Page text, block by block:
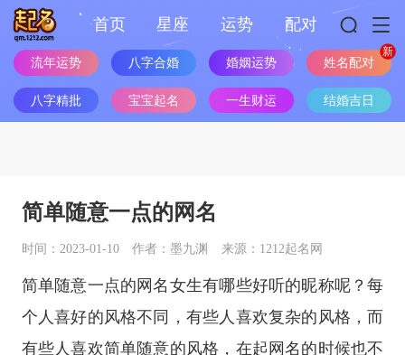
首页 星座 运势 配对
流年运势 八字合婚 婚姻运势 姓名配对
八字精批 宝宝起名 一生财运 结婚吉日
简单随意一点的网名
时间：2023-01-10 作者：墨九渊 来源：1212起名网
简单随意一点的网名女生有哪些好听的昵称呢？每
个人喜好的风格不同，有些人喜欢复杂的风格，而
有些人喜欢简单随意的风格，在起网名的时候也不